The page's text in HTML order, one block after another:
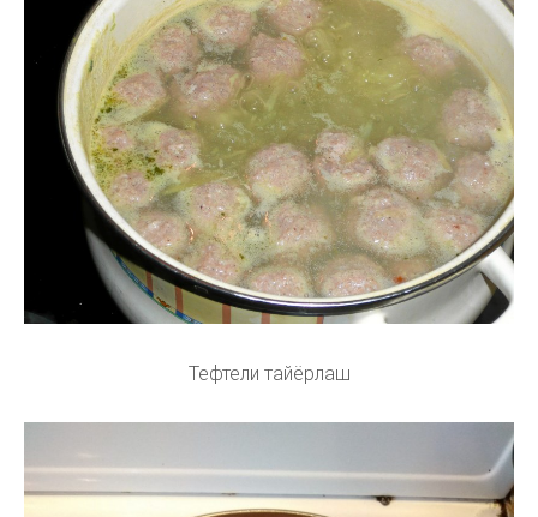
Тефтели тайёрлаш